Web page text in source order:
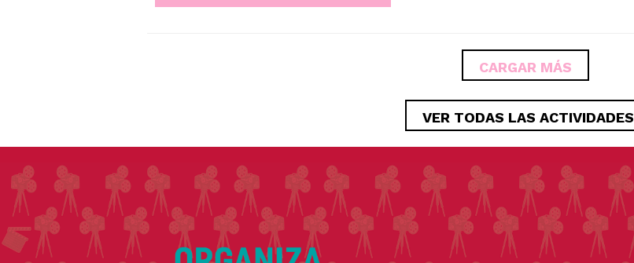
CARGAR MÁS
VER TODAS LAS ACTIVIDADES